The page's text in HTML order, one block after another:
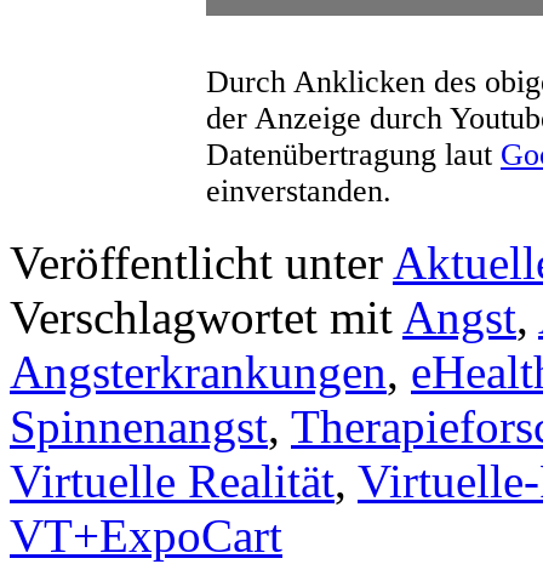
Durch Anklicken des
der Anzeige durch
Datenübertragung laut
einverstanden.
Veröffentlicht unter
Verschlagwortet mit Angst,
Angsterkrankungen,
Spinnenangst,
Virtuelle Realität,
VT+ExpoCart